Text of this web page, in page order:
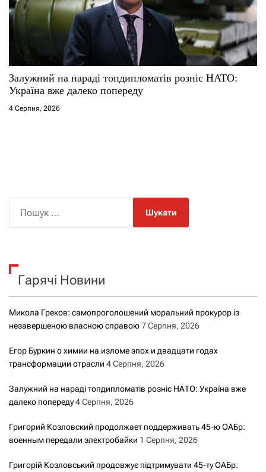
Залужний на нараді топдипломатів розніс НАТО:
Україна вже далеко попереду
4 Серпня, 2026
к
Гарячі Новини
Микола Греков: самопроголошений моральний прокурор із
незавершеною власною справою7 Серпня, 2026
Егор Буркин о химии на изломе эпох и двадцати годах
трансформации отрасли 4 Серпня, 2026
Залужний на нараді топдипломатів розніс НАТО: Україна вже
далеко попереду4 Серпня, 2026
Григорий Козловский продолжает поддерживать 45-ю ОАБр:
военным передали электробайки 1 Серпня, 2026
Григорій Козловський продовжує підтримувати 45-ту ОАБр: